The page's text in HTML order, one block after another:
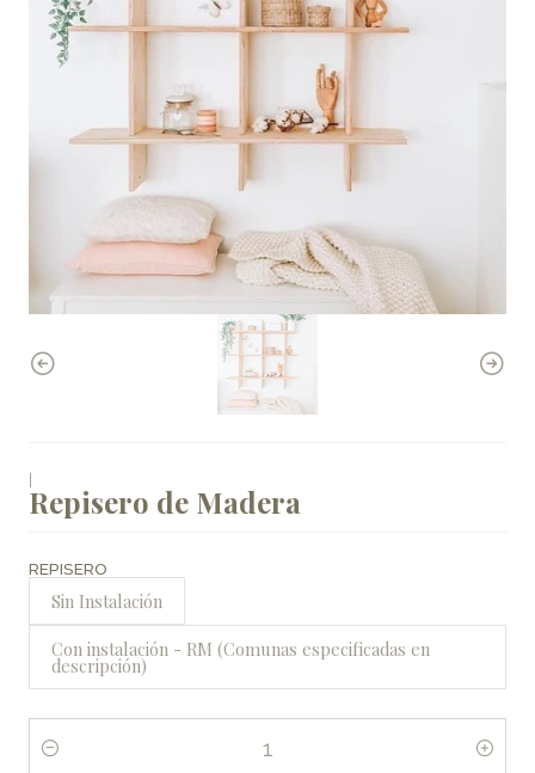
|
Repisero de Madera
REPISERO
Sin Instalación
Con instalación - RM (Comunas especificadas en
descripción)
Quantity